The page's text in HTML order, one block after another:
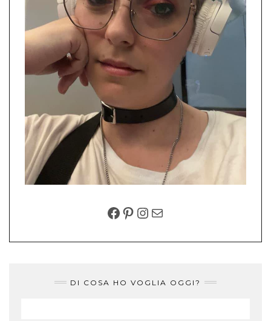
FACEBOOK
PINTEREST
INSTAGRAM
EMAIL
DI COSA HO VOGLIA OGGI?